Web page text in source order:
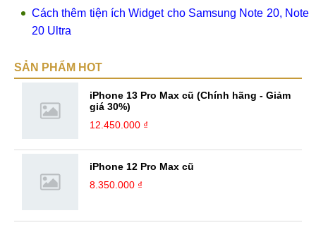
Cách thêm tiện ích Widget cho Samsung Note 20, Note
20 Ultra
SẢN PHẨM HOT
iPhone 13 Pro Max cũ (Chính hãng - Giảm
giá 30%)
12.450.000 ₫
iPhone 12 Pro Max cũ
8.350.000 ₫